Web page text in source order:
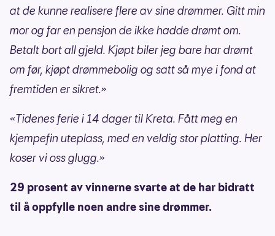
at de kunne realisere flere av sine drømmer. Gitt min
mor og far en pensjon de ikke hadde drømt om.
Betalt bort all gjeld. Kjøpt biler jeg bare har drømt
om før, kjøpt drømmebolig og satt så mye i fond at
fremtiden er sikret.»
«Tidenes ferie i 14 dager til Kreta. Fått meg en
kjempefin uteplass, med en veldig stor platting. Her
koser vi oss glugg.»
29 prosent av vinnerne svarte at de har bidratt
til å oppfylle noen andre sine drømmer.